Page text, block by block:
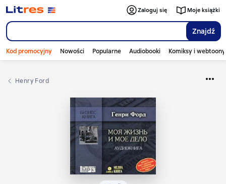
Znajdź
Zaloguj się Moje książki
Kod promocyjny Nowości Popularne Audiobooki Komiksy i webtoony
Henry Ford